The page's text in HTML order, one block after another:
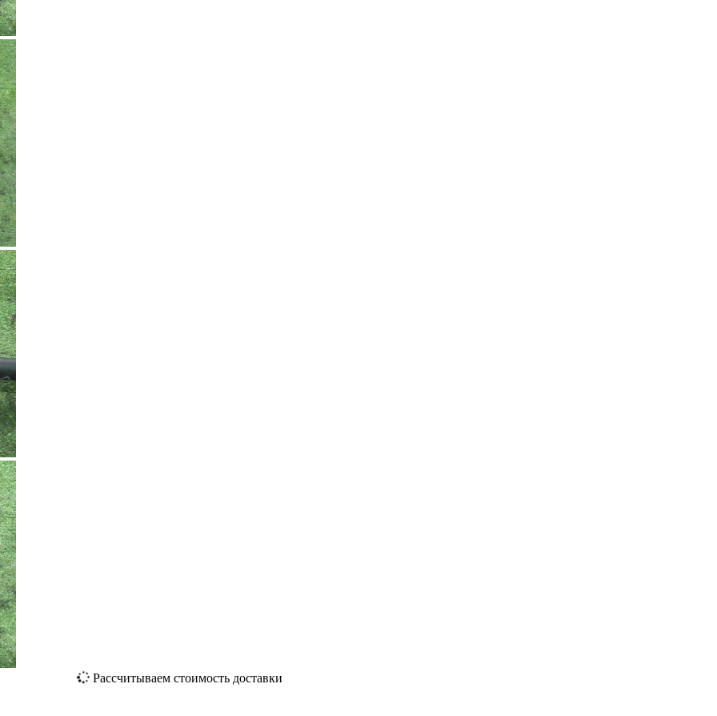
Рассчитываем стоимость доставки